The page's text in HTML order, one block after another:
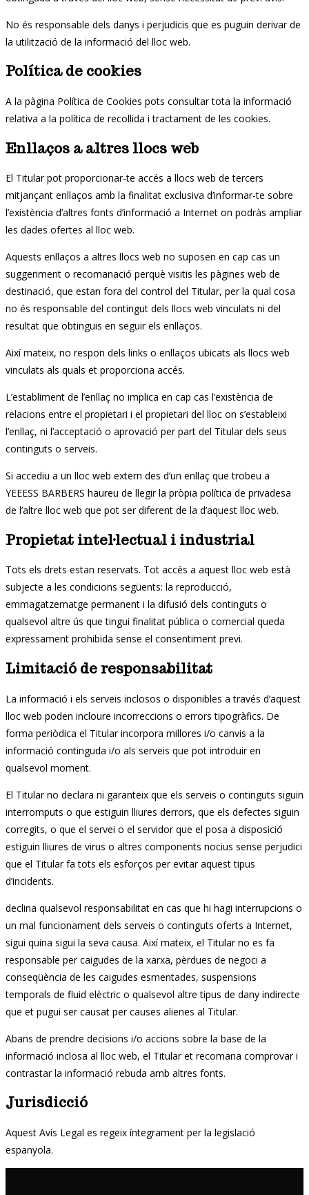
No és responsable dels danys i perjudicis que es puguin derivar de
la utilització de la informació del lloc web.
Política de cookies
A la pàgina Política de Cookies pots consultar tota la informació
relativa a la política de recollida i tractament de les cookies.
Enllaços a altres llocs web
El Titular pot proporcionar-te accés a llocs web de tercers
mitjançant enllaços amb la finalitat exclusiva d’informar-te sobre
l’existència d’altres fonts d’informació a Internet on podràs ampliar
les dades ofertes al lloc web.
Aquests enllaços a altres llocs web no suposen en cap cas un
suggeriment o recomanació perquè visitis les pàgines web de
destinació, que estan fora del control del Titular, per la qual cosa
no és responsable del contingut dels llocs web vinculats ni del
resultat que obtinguis en seguir els enllaços.
Així mateix, no respon dels links o enllaços ubicats als llocs web
vinculats als quals et proporciona accés.
L’establiment de l’enllaç no implica en cap cas l’existència de
relacions entre el propietari i el propietari del lloc on s’estableixi
l’enllaç, ni l’acceptació o aprovació per part del Titular dels seus
continguts o serveis.
Si accediu a un lloc web extern des d’un enllaç que trobeu a
YEEESS BARBERS haureu de llegir la pròpia política de privadesa
de l’altre lloc web que pot ser diferent de la d’aquest lloc web.
Propietat intel·lectual i industrial
Tots els drets estan reservats. Tot accés a aquest lloc web està
subjecte a les condicions següents: la reproducció,
emmagatzematge permanent i la difusió dels continguts o
qualsevol altre ús que tingui finalitat pública o comercial queda
expressament prohibida sense el consentiment previ.
Limitació de responsabilitat
La informació i els serveis inclosos o disponibles a través d’aquest
lloc web poden incloure incorreccions o errors tipogràfics. De
forma periòdica el Titular incorpora millores i/o canvis a la
informació continguda i/o als serveis que pot introduir en
qualsevol moment.
El Titular no declara ni garanteix que els serveis o continguts siguin
interromputs o que estiguin lliures derrors, que els defectes siguin
corregits, o que el servei o el servidor que el posa a disposició
estiguin lliures de virus o altres components nocius sense perjudici
que el Titular fa tots els esforços per evitar aquest tipus
d’incidents.
declina qualsevol responsabilitat en cas que hi hagi interrupcions o
un mal funcionament dels serveis o continguts oferts a Internet,
sigui quina sigui la seva causa. Així mateix, el Titular no es fa
responsable per caigudes de la xarxa, pèrdues de negoci a
conseqüència de les caigudes esmentades, suspensions
temporals de fluid elèctric o qualsevol altre tipus de dany indirecte
que et pugui ser causat per causes alienes al Titular.
Abans de prendre decisions i/o accions sobre la base de la
informació inclosa al lloc web, el Titular et recomana comprovar i
contrastar la informació rebuda amb altres fonts.
Jurisdicció
Aquest Avís Legal es regeix íntegrament per la legislació
espanyola.